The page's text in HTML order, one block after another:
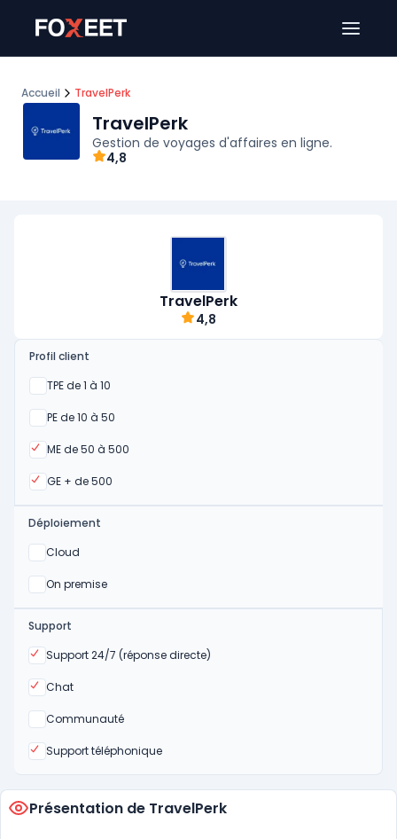
Accueil TravelPerk
TravelPerk
Gestion de voyages d'affaires en ligne.
4,8
TravelPerk
4,8
Profil client
TPE de 1 à 10
Oui
PE de 10 à 50
Oui
ME de 50 à 500
Oui
GE + de 500
Oui
Déploiement
Cloud
Oui
On premise
Oui
Support
Support 24/7 (réponse directe)
Oui
Chat
Oui
Communauté
Non
Support téléphonique
Oui
Présentation de TravelPerk